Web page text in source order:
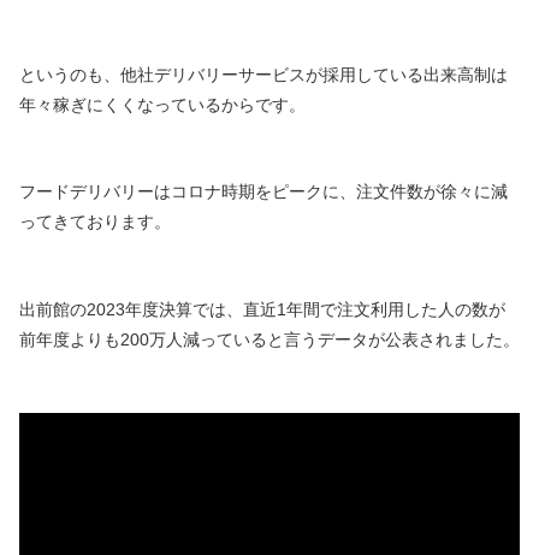
というのも、他社デリバリーサービスが採用している出来高制は
年々稼ぎにくくなっているからです。
フードデリバリーはコロナ時期をピークに、注文件数が徐々に減
ってきております。
出前館の2023年度決算では、直近1年間で注文利用した人の数が
前年度よりも200万人減っていると言うデータが公表されました。